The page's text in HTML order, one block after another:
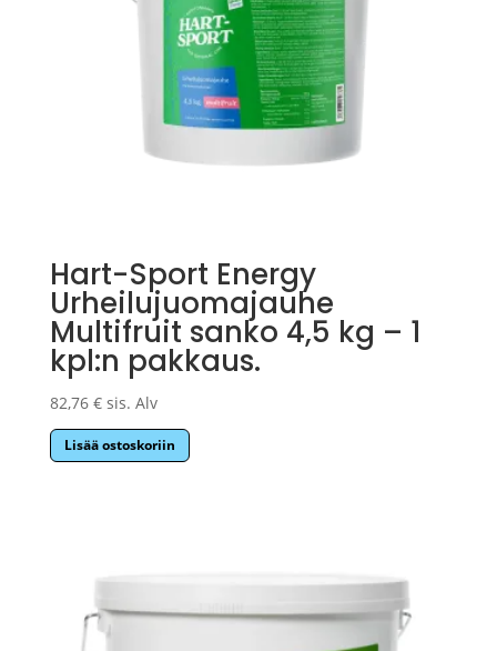
Hart-Sport Energy
Urheilujuomajauhe
Multifruit sanko 4,5 kg – 1
kpl:n pakkaus.
82,76 € sis. Alv
Lisää ostoskoriin